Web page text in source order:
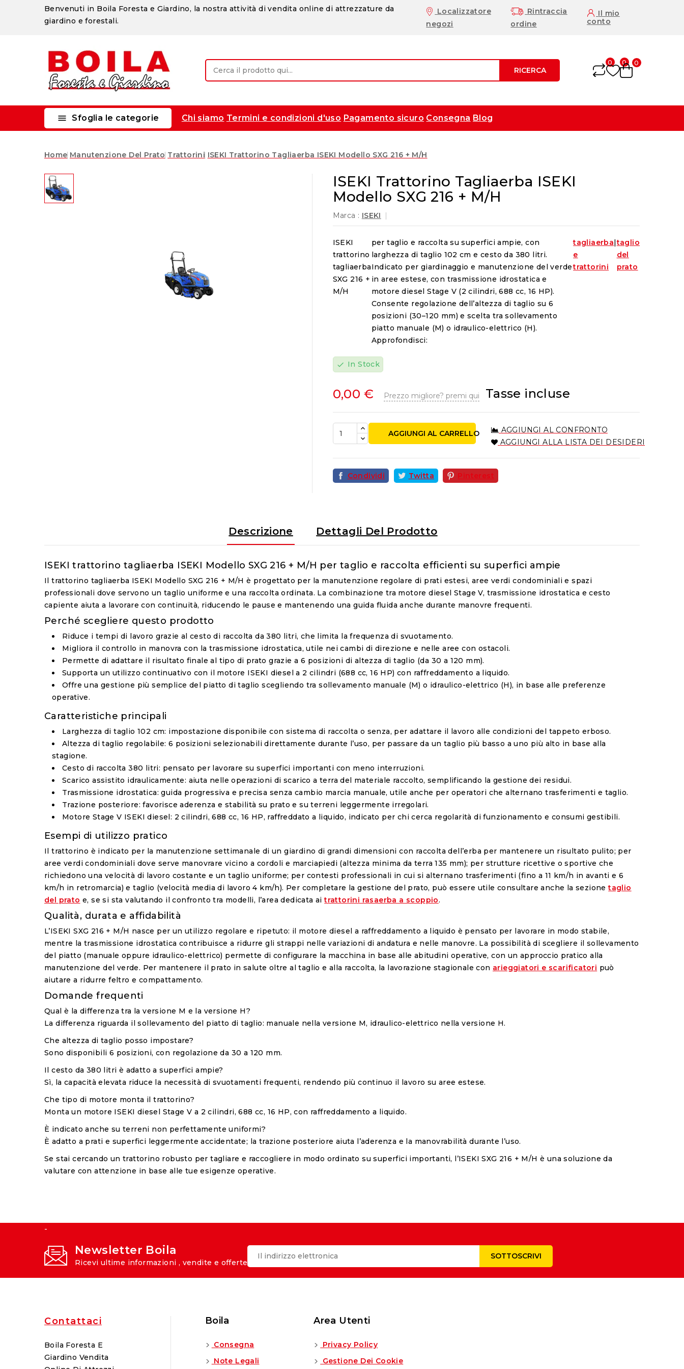
Benvenuti in Boila Foresta e Giardino, la nostra attività di vendita online di attrezzature da
giardino e forestali.
Localizzatore
negozi
Rintraccia
ordine
Il mio
conto
RICERCA
0 0 0
 Sfoglia le categorie Chi siamo Termini e condizioni d'uso Pagamento sicuro Consegna Blog
Home Manutenzione Del Prato Trattorini ISEKI Trattorino Tagliaerba ISEKI Modello SXG 216 + M/H
ISEKI Trattorino Tagliaerba ISEKI
Modello SXG 216 + M/H
Marca : ISEKI
ISEKI
trattorino
tagliaerba
SXG 216 +
M/H
per taglio e raccolta su superfici ampie, con
larghezza di taglio 102 cm e cesto da 380 litri.
Indicato per giardinaggio e manutenzione del verde
in aree estese, con trasmissione idrostatica e
motore diesel Stage V (2 cilindri, 688 cc, 16 HP).
Consente regolazione dell’altezza di taglio su 6
posizioni (30–120 mm) e scelta tra sollevamento
piatto manuale (M) o idraulico-elettrico (H).
Approfondisci:
tagliaerba
e
trattorini
|taglio
del
prato
check In Stock
0,00 € Prezzo migliore? premi qui Tasse incluse
AGGIUNGI AL CARRELLO
AGGIUNGI AL CONFRONTO
AGGIUNGI ALLA LISTA DEI DESIDERI
Condividi Twitta Pinterest
Descrizione Dettagli Del Prodotto
ISEKI trattorino tagliaerba ISEKI Modello SXG 216 + M/H per taglio e raccolta efficienti su superfici ampie
Il trattorino tagliaerba ISEKI Modello SXG 216 + M/H è progettato per la manutenzione regolare di prati estesi, aree verdi condominiali e spazi
professionali dove servono un taglio uniforme e una raccolta ordinata. La combinazione tra motore diesel Stage V, trasmissione idrostatica e cesto
capiente aiuta a lavorare con continuità, riducendo le pause e mantenendo una guida fluida anche durante manovre frequenti.
Perché scegliere questo prodotto
Riduce i tempi di lavoro grazie al cesto di raccolta da 380 litri, che limita la frequenza di svuotamento.
Migliora il controllo in manovra con la trasmissione idrostatica, utile nei cambi di direzione e nelle aree con ostacoli.
Permette di adattare il risultato finale al tipo di prato grazie a 6 posizioni di altezza di taglio (da 30 a 120 mm).
Supporta un utilizzo continuativo con il motore ISEKI diesel a 2 cilindri (688 cc, 16 HP) con raffreddamento a liquido.
Offre una gestione più semplice del piatto di taglio scegliendo tra sollevamento manuale (M) o idraulico-elettrico (H), in base alle preferenze
operative.
Caratteristiche principali
Larghezza di taglio 102 cm: impostazione disponibile con sistema di raccolta o senza, per adattare il lavoro alle condizioni del tappeto erboso.
Altezza di taglio regolabile: 6 posizioni selezionabili direttamente durante l’uso, per passare da un taglio più basso a uno più alto in base alla
stagione.
Cesto di raccolta 380 litri: pensato per lavorare su superfici importanti con meno interruzioni.
Scarico assistito idraulicamente: aiuta nelle operazioni di scarico a terra del materiale raccolto, semplificando la gestione dei residui.
Trasmissione idrostatica: guida progressiva e precisa senza cambio marcia manuale, utile anche per operatori che alternano trasferimenti e taglio.
Trazione posteriore: favorisce aderenza e stabilità su prato e su terreni leggermente irregolari.
Motore Stage V ISEKI diesel: 2 cilindri, 688 cc, 16 HP, raffreddato a liquido, indicato per chi cerca regolarità di funzionamento e consumi gestibili.
Esempi di utilizzo pratico
Il trattorino è indicato per la manutenzione settimanale di un giardino di grandi dimensioni con raccolta dell’erba per mantenere un risultato pulito; per
aree verdi condominiali dove serve manovrare vicino a cordoli e marciapiedi (altezza minima da terra 135 mm); per strutture ricettive o sportive che
richiedono una velocità di lavoro costante e un taglio uniforme; per contesti professionali in cui si alternano trasferimenti (fino a 11 km/h in avanti e 6
km/h in retromarcia) e taglio (velocità media di lavoro 4 km/h). Per completare la gestione del prato, può essere utile consultare anche la sezionetaglio
del prato e, se si sta valutando il confronto tra modelli, l’area dedicata aitrattorini rasaerba a scoppio.
Qualità, durata e affidabilità
L’ISEKI SXG 216 + M/H nasce per un utilizzo regolare e ripetuto: il motore diesel a raffreddamento a liquido è pensato per lavorare in modo stabile,
mentre la trasmissione idrostatica contribuisce a ridurre gli strappi nelle variazioni di andatura e nelle manovre. La possibilità di scegliere il sollevamento
del piatto (manuale oppure idraulico-elettrico) permette di configurare la macchina in base alle abitudini operative, con un approccio pratico alla
manutenzione del verde. Per mantenere il prato in salute oltre al taglio e alla raccolta, la lavorazione stagionale con arieggiatori e scarificatori può
aiutare a ridurre feltro e compattamento.
Domande frequenti
Qual è la differenza tra la versione M e la versione H?
La differenza riguarda il sollevamento del piatto di taglio: manuale nella versione M, idraulico-elettrico nella versione H.
Che altezza di taglio posso impostare?
Sono disponibili 6 posizioni, con regolazione da 30 a 120 mm.
Il cesto da 380 litri è adatto a superfici ampie?
Sì, la capacità elevata riduce la necessità di svuotamenti frequenti, rendendo più continuo il lavoro su aree estese.
Che tipo di motore monta il trattorino?
Monta un motore ISEKI diesel Stage V a 2 cilindri, 688 cc, 16 HP, con raffreddamento a liquido.
È indicato anche su terreni non perfettamente uniformi?
È adatto a prati e superfici leggermente accidentate; la trazione posteriore aiuta l’aderenza e la manovrabilità durante l’uso.
Se stai cercando un trattorino robusto per tagliare e raccogliere in modo ordinato su superfici importanti, l’ISEKI SXG 216 + M/H è una soluzione da
valutare con attenzione in base alle tue esigenze operative.
-
Newsletter Boila
Ricevi ultime informazioni , vendite e offerte
Contattaci
Boila Foresta E
Giardino Vendita
Boila
Consegna
Note Legali
Area Utenti
Privacy Policy
Gestione Dei Cookie